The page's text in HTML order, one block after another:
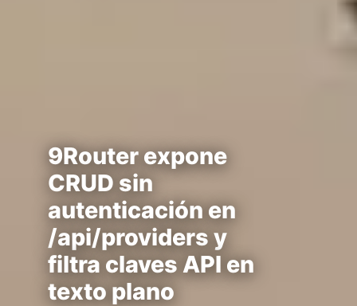
9Router expone
CRUD sin
autenticación en
/api/providers y
filtra claves API en
texto plano